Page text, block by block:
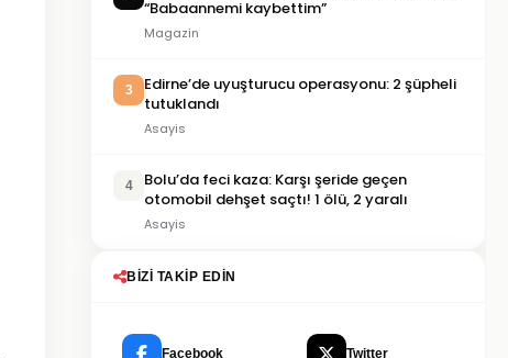
“Babaannemi kaybettim”
Magazin
3
Edirne’de uyuşturucu operasyonu: 2 şüpheli
tutuklandı
Asayis
4
Bolu’da feci kaza: Karşı şeride geçen
otomobil dehşet saçtı! 1 ölü, 2 yaralı
Asayis
BIZI TAKIP EDIN
Facebook Twitter